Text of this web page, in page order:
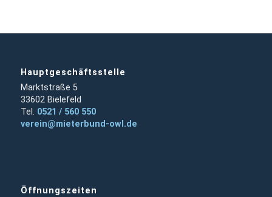
Hauptgeschäftsstelle
Marktstraße 5
33602 Bielefeld
Tel. 0521 / 560 550
verein@mieterbund-owl.de
Öffnungszeiten